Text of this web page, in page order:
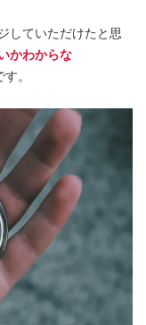
していただけたと思
かわからな
。